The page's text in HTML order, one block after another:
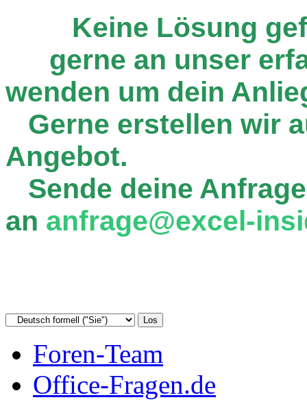
Keine Lösung
gerne an unser
wenden um dein
Gerne erstellen wir
Angebot.
Sende deine
an anfrage@excel-
Foren-Team
Office-Fragen.de